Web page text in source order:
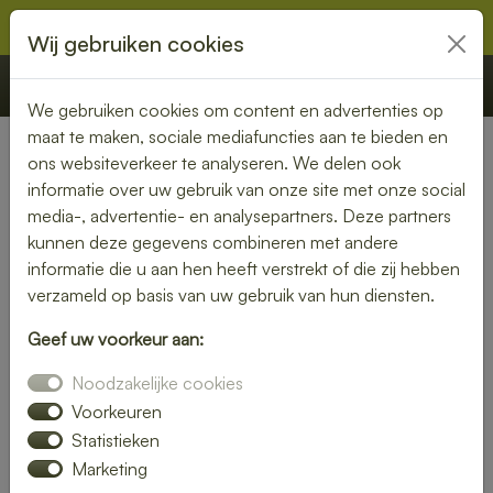
€ 0,00 Offerte Bestellen
Nederland»Groningen» Tzummarum
Lunch laten bezorgen in
Tzummarum – gemak en
kwaliteit aan je deur
de keuken in? Laat je lunch bezorgen in Tzummarum en
geniet van een smaakvolle maaltijd zonder moeite. Of je nu
kiest voor een vers belegd broodje, een gezonde salade of
een warme maaltijd – wij brengen jouw lunch vers en op tijd
Wij gebruiken cookies
We gebruiken cookies om content en advertenties op
maat te maken, sociale mediafuncties aan te bieden en
ons websiteverkeer te analyseren. We delen ook
informatie over uw gebruik van onze site met onze social
media-, advertentie- en analysepartners. Deze partners
kunnen deze gegevens combineren met andere
informatie die u aan hen heeft verstrekt of die zij hebben
verzameld op basis van uw gebruik van hun diensten.
Geef uw voorkeur aan:
Noodzakelijke cookies
Voorkeuren
Statistieken
Marketing